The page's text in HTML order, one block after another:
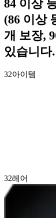
84 이상
(86 이상
개 보장,
있습니다
32아이템
32레어